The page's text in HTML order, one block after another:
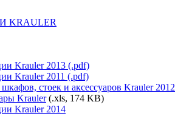
KRAULER
Krauler 2013 (.pdf)
Krauler 2011 (.pdf)
стоек и аксессуаров Krauler 2012
Krauler(.xls, 174 KB)
Krauler 2014